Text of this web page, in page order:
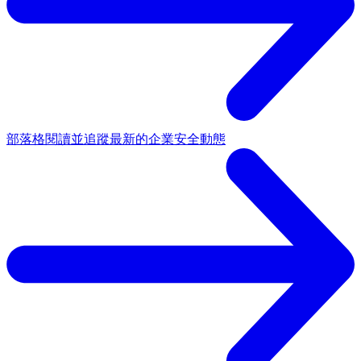
部落格閱讀並追蹤最新的企業安全動態